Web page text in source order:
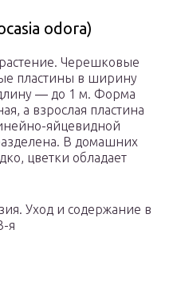
odora)
Черешковые
пластины в ширину
― до 1 м. Форма
а взрослая пластина
яйцевидной
В домашних
цветки обладает
Уход и содержание в
я